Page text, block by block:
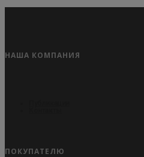
НАША КОМПАНИЯ
ПОКУПАТЕЛЮ